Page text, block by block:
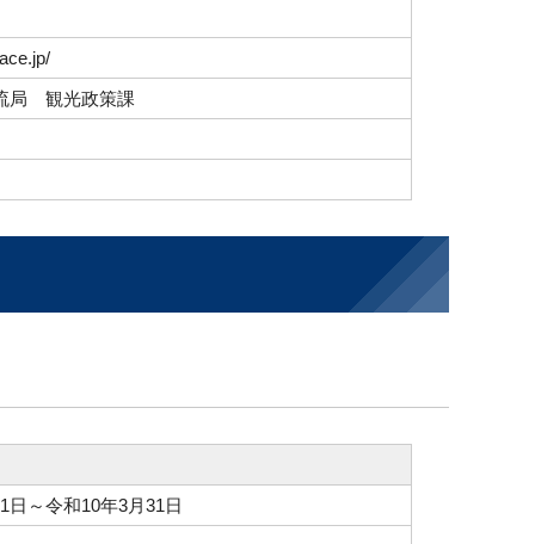
局 観光政策課
日～令和10年3月31日